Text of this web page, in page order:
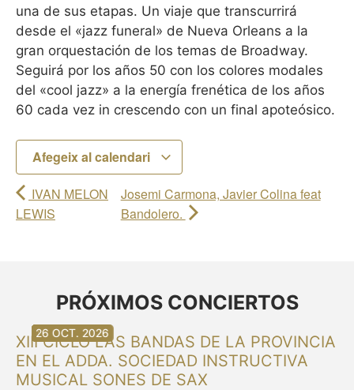
una de sus etapas. Un viaje que transcurrirá
desde el «jazz funeral» de Nueva Orleans a la
gran orquestación de los temas de Broadway.
Seguirá por los años 50 con los colores modales
del «cool jazz» a la energía frenética de los años
60 cada vez in crescendo con un final apoteósico.
Afegeix al calendari
IVAN MELON
LEWIS
Josemi Carmona, Javier Colina feat
Bandolero.
PRÓXIMOS CONCIERTOS
XIII CICLO LAS BANDAS DE LA PROVINCIA
EN EL ADDA. SOCIEDAD INSTRUCTIVA
MUSICAL SONES DE SAX
30 AG. 2026
30 AG. 2026
13 SET. 2026
20 SET. 2026
20 SET. 2026
26 SET. 2026
03 OCT. 2026
16 OCT. 2026
26 OCT. 2026